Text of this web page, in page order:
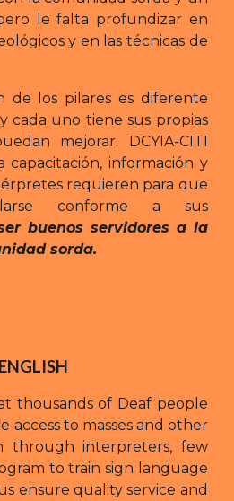
le falta profundizar en
y en las técnicas de
de los pilares es diferente
cada uno tiene sus propias
mejorar. DCYIA-CITI
información y
requieren para que
conforme a sus
buenos servidores a la
sorda.
ENGLISH
thousands of Deaf people
access to masses and other
through interpreters, few
to train sign language
ensure quality service and